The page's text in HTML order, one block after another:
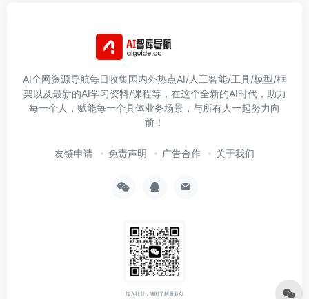
AI全网资源导航每日收集国内外热点AI/人工智能/工具/模型/框
架以及最新的AI学习资料/课程等，在这个全新的AI时代，助力
每一个人，赋能每一个具体业务场景，与所有人一起努力向
前！
友链申请 免责声明 广告合作 关于我们
加入社群，随时了解最新AI